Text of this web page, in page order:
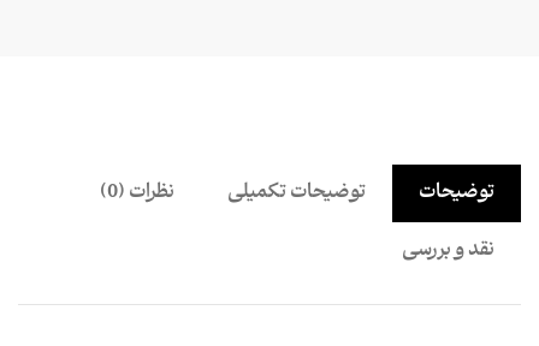
توضیحات توضیحات تکمیلی
نظرات (0)
نقد و بررسی